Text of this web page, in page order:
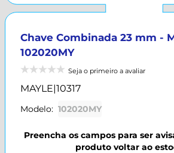
Chave Combinada 23 mm -
102020MY
Seja o primeiro a avaliar
MAYLE|10317
Modelo: 102020MY
Preencha os campos para ser
produto voltar ao